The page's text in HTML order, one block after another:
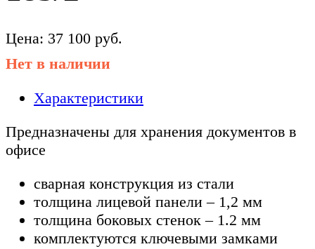
Цена: 37 100 руб.
Нет в наличии
Характеристики
Предназначены для хранения документов в
офисе
сварная конструкция из стали
толщина лицевой панели – 1,2 мм
толщина боковых стенок – 1.2 мм
комплектуются ключевыми замками